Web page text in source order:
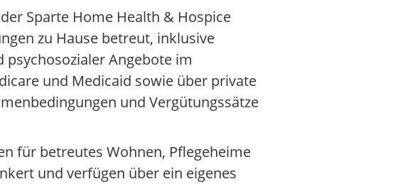
Sparte Home Health & Hospice
zu Hause betreut, inklusive
Angebote im
und Medicaid sowie über private
und Vergütungssätze
für betreutes Wohnen, Pflegeheime
und verfügen über ein eigenes